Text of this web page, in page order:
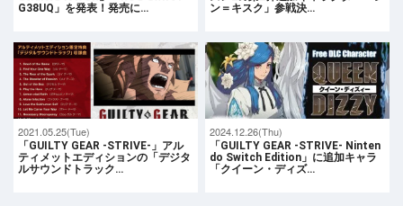
G38UQ」を発表！発売に…
ン＝キスク」参戦決…
2021.05.25(Tue)
「GUILTY GEAR -STRIVE-」アル
ティメットエディションの「デジタ
ルサウンドトラック…
2024.12.26(Thu)
「GUILTY GEAR -STRIVE- Ninten
do Switch Edition」に追加キャラ
「クイーン・ディズ…